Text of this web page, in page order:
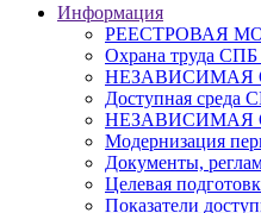
Информация
РЕЕСТРОВАЯ
Охрана труда
НЕЗАВИСИМАЯ
Доступная среда
НЕЗАВИСИМАЯ
Модернизация
Документы,
Целевая
Показатели